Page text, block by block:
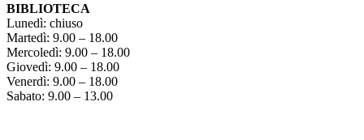
BIBLIOTECA
Lunedì: chiuso
Martedì: 9.00 – 18.00
Mercoledì: 9.00 – 18.00
Giovedì: 9.00 – 18.00
Venerdì: 9.00 – 18.00
Sabato: 9.00 – 13.00